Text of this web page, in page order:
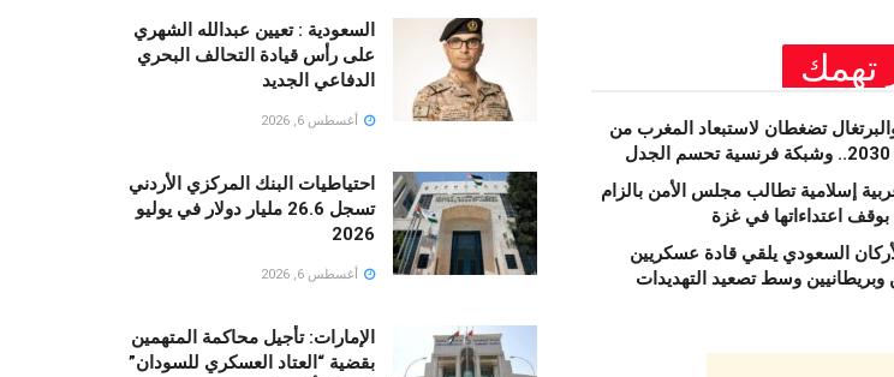
تهمك
والبرتغال تضغطان لاستبعاد المغرب من
إسلامية تطالب مجلس الأمن بالزام
بوقف اعتداءاتها في غزة
السعودي يلقي قادة عسكريين
وبريطانيين وسط تصعيد التهديدات
السعودية : تعيين عبدالله الشهري
على رأس قيادة التحالف البحري
الدفاعي الجديد
أغسطس 6, 2026
احتياطيات البنك المركزي الأردني
تسجل 26.6 مليار دولار في يوليو
2026
أغسطس 6, 2026
الإمارات: تأجيل محاكمة المتهمين
بقضية “العتاد العسكري للسودان”